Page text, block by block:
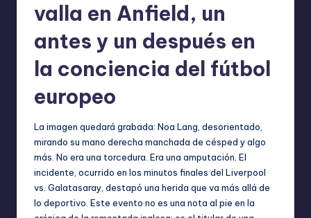
valla en Anfield, un
antes y un después en
la conciencia del fútbol
europeo
La imagen quedará grabada: Noa Lang, desorientado,
mirando su mano derecha manchada de césped y algo
más. No era una torcedura. Era una amputación. El
incidente, ocurrido en los minutos finales del Liverpool
vs. Galatasaray, destapó una herida que va más allá de
lo deportivo. Este evento no es una nota al pie en la